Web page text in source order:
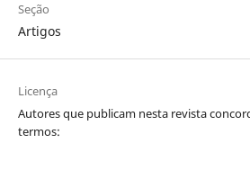
Seção
Artigos
Licença
Autores que publicam nesta revista
termos: